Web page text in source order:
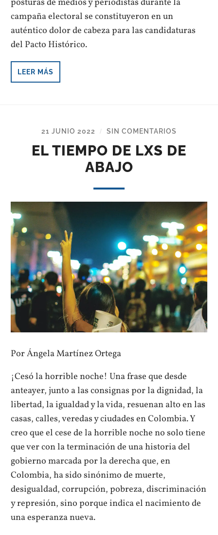
posturas de medios y periodistas durante la
campaña electoral se constituyeron en un
auténtico dolor de cabeza para las candidaturas
del Pacto Histórico.
LEER MÁS
21 JUNIO 2022 / SIN COMENTARIOS
EL TIEMPO DE LXS DE
ABAJO
Por Ángela Martínez Ortega
¡Cesó la horrible noche! Una frase que desde
anteayer, junto a las consignas por la dignidad, la
libertad, la igualdad y la vida, resuenan alto en las
casas, calles, veredas y ciudades en Colombia. Y
creo que el cese de la horrible noche no solo tiene
que ver con la terminación de una historia del
gobierno marcada por la derecha que, en
Colombia, ha sido sinónimo de muerte,
desigualdad, corrupción, pobreza, discriminación
y represión, sino porque indica el nacimiento de
una esperanza nueva.